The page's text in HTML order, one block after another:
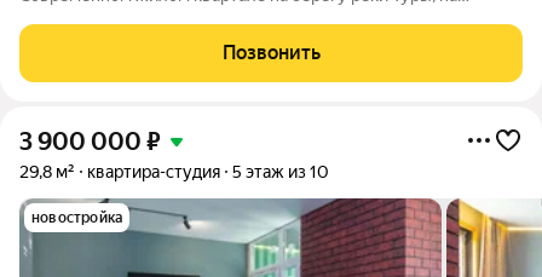
отличная транспортная доступность, благоприятная экология
жилого комплекса Вас очень порадуют.
Позвонить
3 900 000 ₽
29,8 м² квартира-студия 5 этаж из 10
новостройка